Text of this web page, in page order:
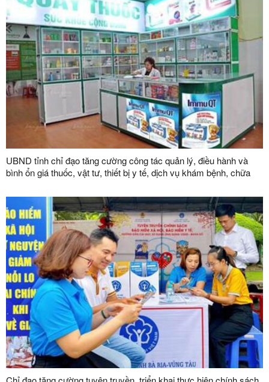
UBND tỉnh chỉ đạo tăng cường công tác quản lý, điều hành và
bình ổn giá thuốc, vật tư, thiết bị y tế, dịch vụ khám bệnh, chữa